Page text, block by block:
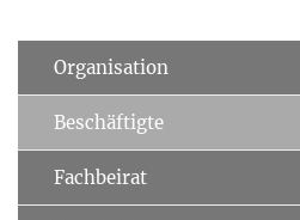
Organisation
Beschäftigte
Fachbeirat